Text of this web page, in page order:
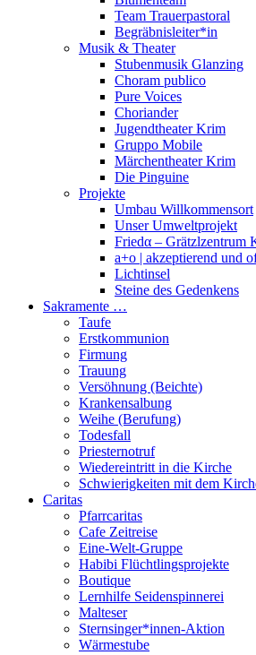
Team Trauerpastoral
Begräbnisleiter*in
Musik & Theater
Stubenmusik Glanzing
Choram publico
Pure Voices
Choriander
Jugendtheater Krim
Gruppo Mobile
Märchentheater Krim
Die Pinguine
Projekte
Umbau Willkommensort
Unser Umweltprojekt
Friedα – Grätzlzentrum
a+o | akzeptierend und
Lichtinsel
Steine des Gedenkens
Sakramente …
Taufe
Erstkommunion
Firmung
Trauung
Versöhnung (Beichte)
Krankensalbung
Weihe (Berufung)
Todesfall
Priesternotruf
Wiedereintritt in die Kirche
Schwierigkeiten mit dem
Caritas
Pfarrcaritas
Cafe Zeitreise
Eine-Welt-Gruppe
Habibi Flüchtlingsprojekte
Boutique
Lernhilfe Seidenspinnerei
Malteser
Sternsinger*innen-Aktion
Wärmestube